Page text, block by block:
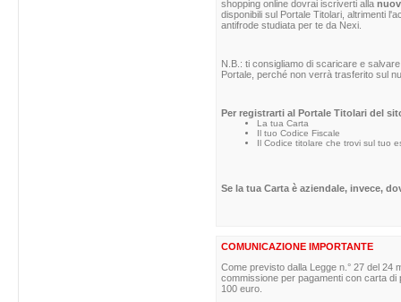
shopping online dovrai iscriverti alla
disponibili sul Portale Titolari, altrimenti
antifrode studiata per te da Nexi.
N.B.: ti consigliamo di scaricare e
Portale, perché non verrà trasferito sul
Per registrarti al Portale Titolari del
La tua Carta
Il tuo Codice Fiscale
Il Codice titolare che trovi sul tuo
Se la tua Carta è aziendale, invece,
COMUNICAZIONE IMPORTANTE
Come previsto dalla Legge n.° 27 del 24
commissione per pagamenti con carta
100 euro.